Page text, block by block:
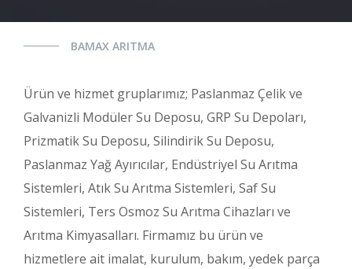
BAMAX ARITMA
Ürün ve hizmet gruplarımız; Paslanmaz Çelik ve
Galvanizli Modüler Su Deposu, GRP Su Depoları,
Prizmatik Su Deposu, Silindirik Su Deposu,
Paslanmaz Yağ Ayırıcılar, Endüstriyel Su Arıtma
Sistemleri, Atık Su Arıtma Sistemleri, Saf Su
Sistemleri, Ters Osmoz Su Arıtma Cihazları ve
Arıtma Kimyasalları. Firmamız bu ürün ve
hizmetlere ait imalat, kurulum, bakım, yedek parça